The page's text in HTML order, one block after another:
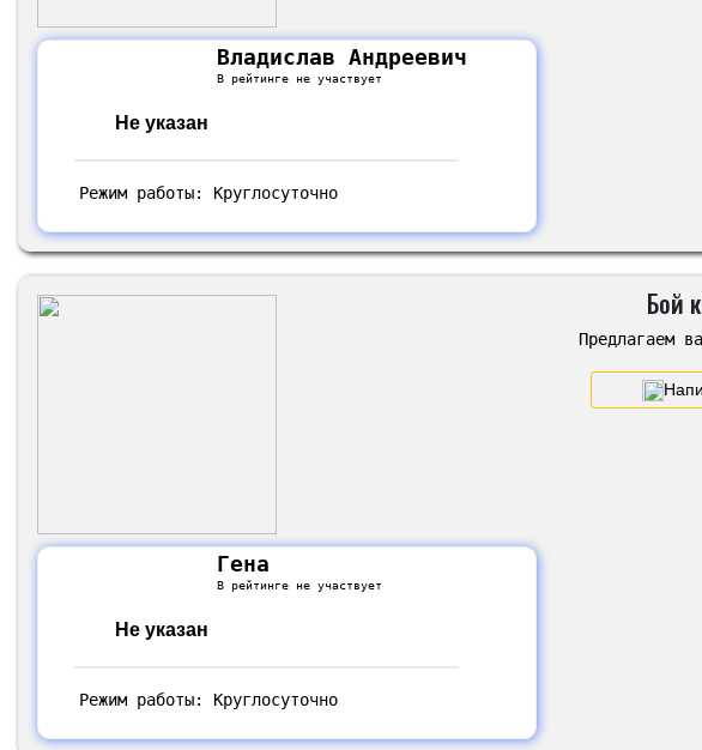
Владислав Андреевич
В рейтинге не участвует
Не указан
Режим работы: Круглосуточно
Гена
В рейтинге не участвует
Не указан
Режим работы: Круглосуточно
Бой
Предлагаем